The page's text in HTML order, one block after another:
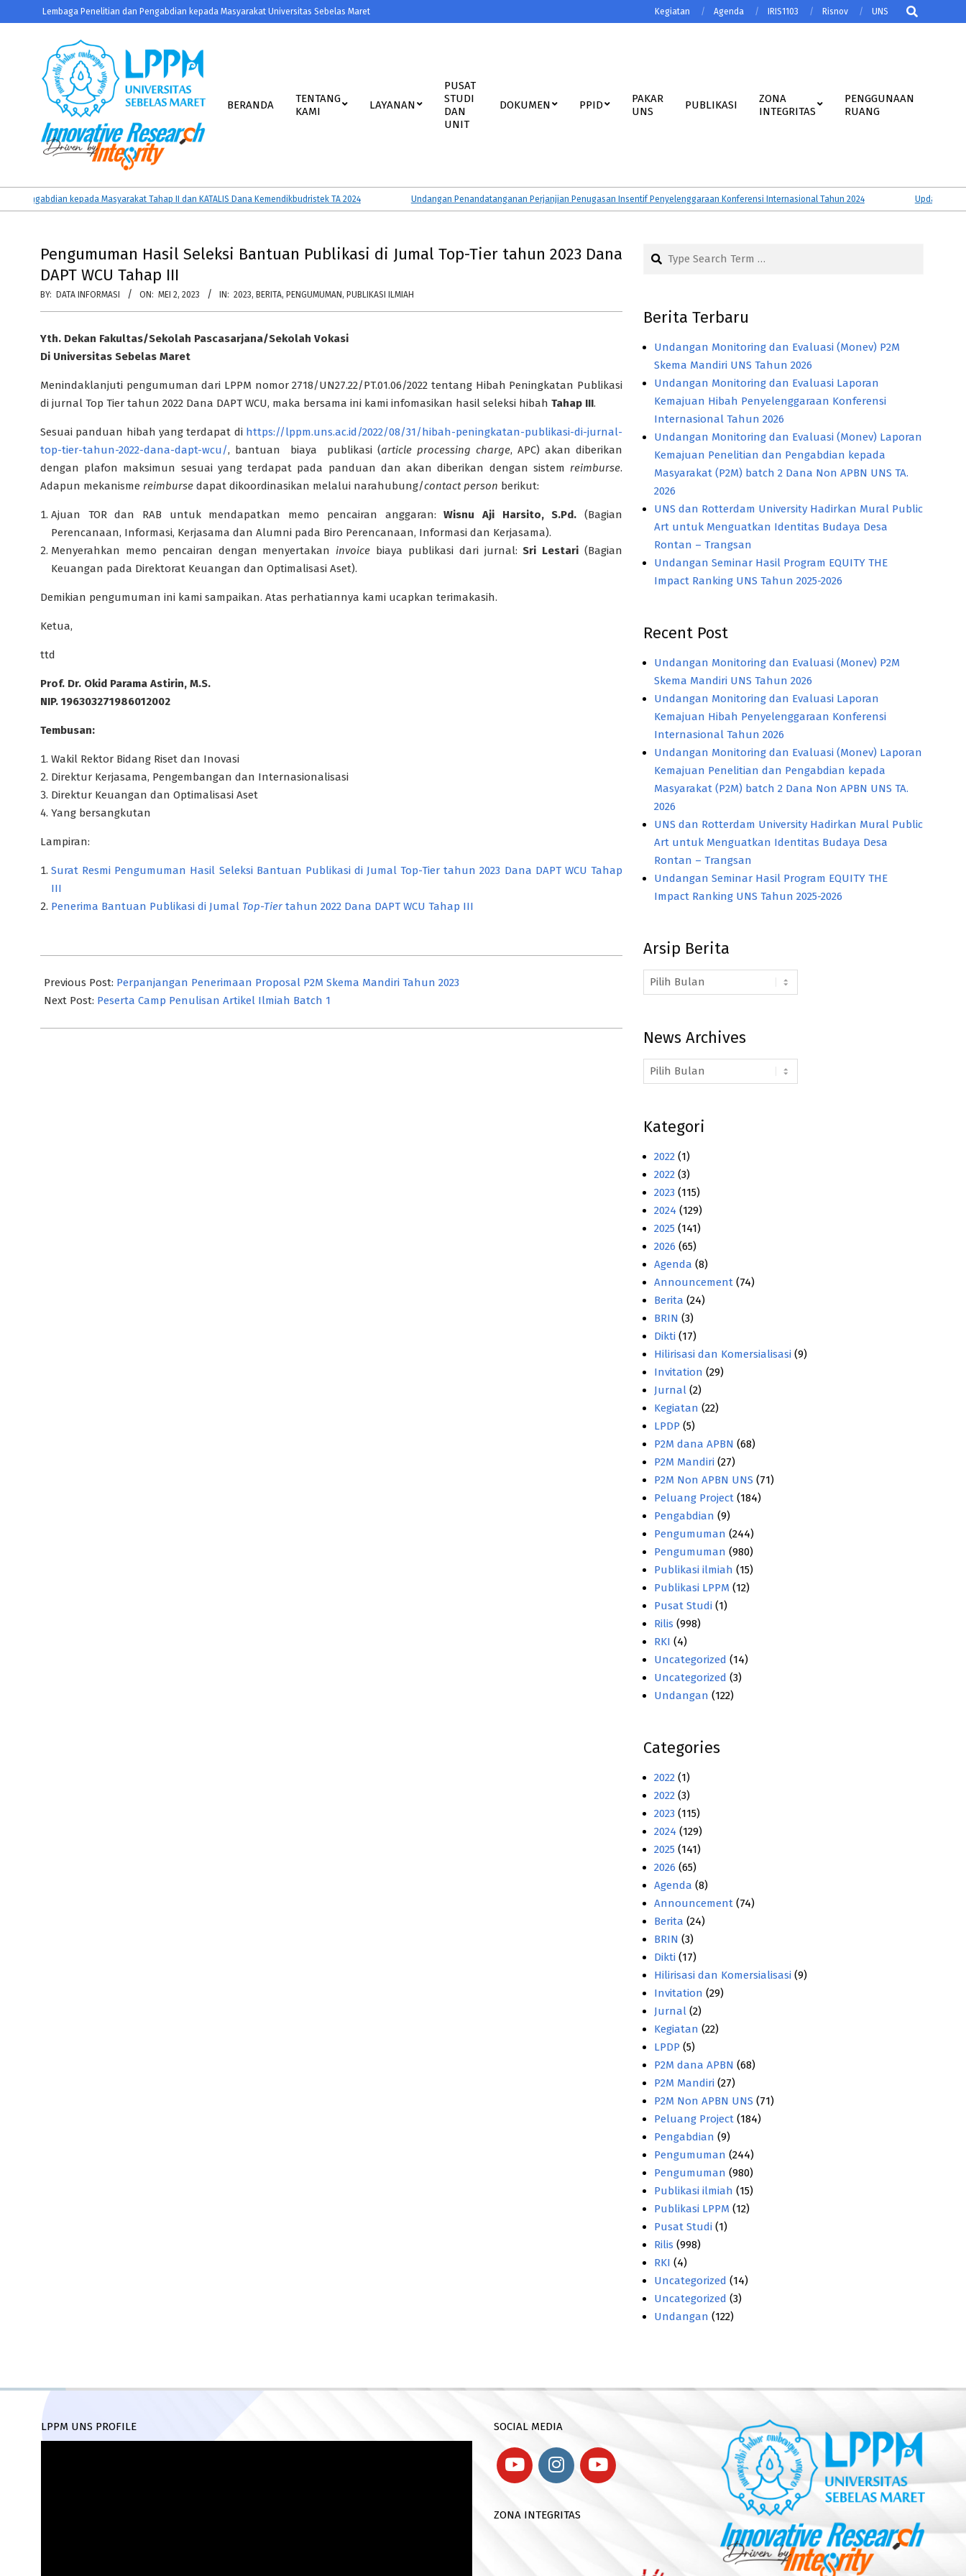
to
Lembaga Penelitian dan Pengabdian kepada Masyarakat Universitas Sebelas Maret Kegiatan Agenda IRIS1103 Risnov UNS
Search
LPPM
UNS
BERANDA
TENTANG
KAMI
LAYANAN
PUSAT
STUDI
DAN
UNIT
DOKUMEN PPID
PAKAR
UNS
PUBLIKASI
ZONA
INTEGRITAS
PENGGUNAAN
RUANG
kepada Masyarakat Tahap II dan KATALIS Dana Kemendikbudristek TA 2024 Undangan Penandatanganan Perjanjian Penugasan Insentif Penyelenggaraan Konferensi Internasional Tahun 2024 Update Luaran
Pengumuman Hasil Seleksi Bantuan Publikasi di Jumal Top-Tier tahun 2023 Dana
DAPT WCU Tahap III
BY: DATA INFORMASI ON: MEI 2, 2023 IN: 2023, BERITA, PENGUMUMAN , PUBLIKASI ILMIAH
Yth. Dekan Fakultas/Sekolah Pascasarjana/Sekolah Vokasi
Di Universitas Sebelas Maret
Menindaklanjuti pengumuman dari LPPM nomor 2718/UN27.22/PT.01.06/2022 tentang Hibah Peningkatan Publikasi
di jurnal Top Tier tahun 2022 Dana DAPT WCU, maka bersama ini kami infomasikan hasil seleksi hibah Tahap III.
Sesuai panduan hibah yang terdapat di https://lppm.uns.ac.id/2022/08/31/hibah-peningkatan-publikasi-di-jurnal-
top-tier-tahun-2022-dana-dapt-wcu/, bantuan biaya publikasi (article processing charge, APC) akan diberikan
dengan plafon maksimun sesuai yang terdapat pada panduan dan akan diberikan dengan sistem reimburse.
Adapun mekanisme reimburse dapat dikoordinasikan melalui narahubung/contact person berikut:
Ajuan TOR dan RAB untuk mendapatkan memo pencairan anggaran:Wisnu Aji Harsito, S.Pd. (Bagian
Perencanaan, Informasi, Kerjasama dan Alumni pada Biro Perencanaan, Informasi dan Kerjasama).
Menyerahkan memo pencairan dengan menyertakan invoice biaya publikasi dari jurnal:Sri Lestari (Bagian
Keuangan pada Direktorat Keuangan dan Optimalisasi Aset).
Demikian pengumuman ini kami sampaikan. Atas perhatiannya kami ucapkan terimakasih.
Ketua,
ttd
Prof. Dr. Okid Parama Astirin, M.S.
NIP. 196303271986012002
Tembusan:
Wakil Rektor Bidang Riset dan Inovasi
Direktur Kerjasama, Pengembangan dan Internasionalisasi
Direktur Keuangan dan Optimalisasi Aset
Yang bersangkutan
Lampiran:
Surat Resmi Pengumuman Hasil Seleksi Bantuan Publikasi di Jumal Top-Tier tahun 2023 Dana DAPT WCU Tahap
III
Penerima Bantuan Publikasi di Jumal Top-Tier tahun 2022 Dana DAPT WCU Tahap III
05-
02
Previous Post: Perpanjangan Penerimaan Proposal P2M Skema Mandiri Tahun 2023
Next Post: Peserta Camp Penulisan Artikel Ilmiah Batch 1
Search
Berita Terbaru
Undangan Monitoring dan Evaluasi (Monev) P2M
Skema Mandiri UNS Tahun 2026
Undangan Monitoring dan Evaluasi Laporan
Kemajuan Hibah Penyelenggaraan Konferensi
Internasional Tahun 2026
Undangan Monitoring dan Evaluasi (Monev) Laporan
Kemajuan Penelitian dan Pengabdian kepada
Masyarakat (P2M) batch 2 Dana Non APBN UNS TA.
2026
UNS dan Rotterdam University Hadirkan Mural Public
Art untuk Menguatkan Identitas Budaya Desa
Rontan – Trangsan
Undangan Seminar Hasil Program EQUITY THE
Impact Ranking UNS Tahun 2025-2026
Recent Post
Undangan Monitoring dan Evaluasi (Monev) P2M
Skema Mandiri UNS Tahun 2026
Undangan Monitoring dan Evaluasi Laporan
Kemajuan Hibah Penyelenggaraan Konferensi
Internasional Tahun 2026
Undangan Monitoring dan Evaluasi (Monev) Laporan
Kemajuan Penelitian dan Pengabdian kepada
Masyarakat (P2M) batch 2 Dana Non APBN UNS TA.
2026
UNS dan Rotterdam University Hadirkan Mural Public
Art untuk Menguatkan Identitas Budaya Desa
Rontan – Trangsan
Undangan Seminar Hasil Program EQUITY THE
Impact Ranking UNS Tahun 2025-2026
Arsip Berita
Arsip
Berita
News Archives
News
Archives
Kategori
2022 (1)
2022 (3)
2023 (115)
2024 (129)
2025 (141)
2026 (65)
Agenda (8)
Announcement (74)
Berita (24)
BRIN (3)
Dikti (17)
Hilirisasi dan Komersialisasi (9)
Invitation (29)
Jurnal (2)
Kegiatan (22)
LPDP (5)
P2M dana APBN (68)
P2M Mandiri (27)
P2M Non APBN UNS (71)
Peluang Project (184)
Pengabdian (9)
Pengumuman (244)
Pengumuman (980)
Publikasi ilmiah (15)
Publikasi LPPM (12)
Pusat Studi (1)
Rilis (998)
RKI (4)
Uncategorized (14)
Uncategorized (3)
Undangan (122)
Categories
2022 (1)
2022 (3)
2023 (115)
2024 (129)
2025 (141)
2026 (65)
Agenda (8)
Announcement (74)
Berita (24)
BRIN (3)
Dikti (17)
Hilirisasi dan Komersialisasi (9)
Invitation (29)
Jurnal (2)
Kegiatan (22)
LPDP (5)
P2M dana APBN (68)
P2M Mandiri (27)
P2M Non APBN UNS (71)
Peluang Project (184)
Pengabdian (9)
Pengumuman (244)
Pengumuman (980)
Publikasi ilmiah (15)
Publikasi LPPM (12)
Pusat Studi (1)
Rilis (998)
RKI (4)
Uncategorized (14)
Uncategorized (3)
Undangan (122)
LPPM UNS PROFILE
SOCIAL MEDIA
ZONA INTEGRITAS